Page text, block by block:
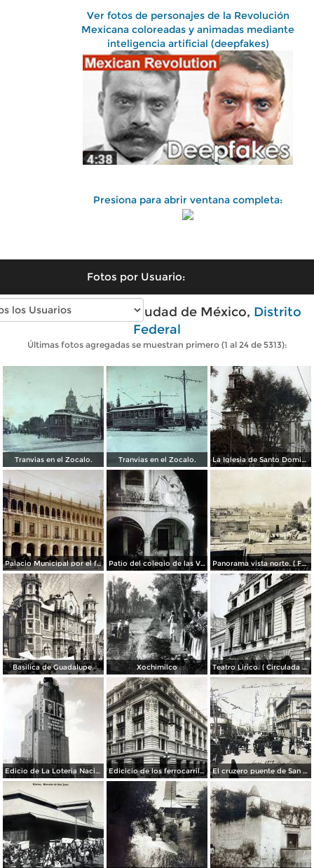
Ver fotos de personajes de la Revolución
Mexicana coloreadas y animadas mediante
inteligencia artificial (deepfakes)
Presiona para abrir ventana completa:
Fotos por Usuario:
Fotos antiguas de Ciudad de México, Distrito
Federal
Últimas fotos agregadas se muestran primero (1 al 24 de 5313):
Tranvias en el Zocalo. Tranvias en el Zocalo. La Iglesia de Santo Domingo.
Palacio Municipal por el fotografo Hugo Brehme.. Patio del colegio de las Vizcainas por el fotografo Hugo Brehme. Panorama vista norte. ( Fechada el 20 de Junio de 1905 ).
Basilica de Guadalupe. Xochimilco Teatro Lirico. ( Circulada el 1 de Agosto de 1926 ).
Edicio de La Loteria Nacional Ciudad de México Abril de 1964 Edicicio de los ferrocarriles. El cruzero puente de San Francisco y Guardiola por el fotografo Felix Miret.